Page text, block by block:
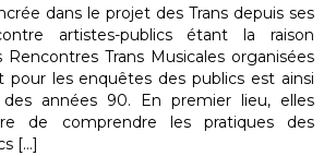
dans le projet des Trans depuis ses
artistes-publics étant la raison
Rencontres Trans Musicales organisées
pour les enquêtes des publics est ainsi
années 90. En premier lieu, elles
de comprendre les pratiques des
[…]